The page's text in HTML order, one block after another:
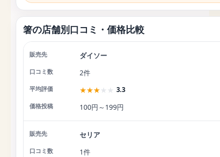
箸の店舗別口コミ・価格比較
店舗 口コミ数 平均評価
ダイソー
2件
★★★ ★ ★ 3.3
100円～199円
セリア
1件